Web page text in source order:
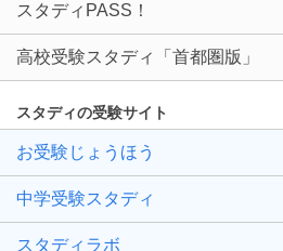
スタディPASS！
高校受験スタディ「首都圏版」
スタディの受験サイト
お受験じょうほう
中学受験スタディ
スタディラボ